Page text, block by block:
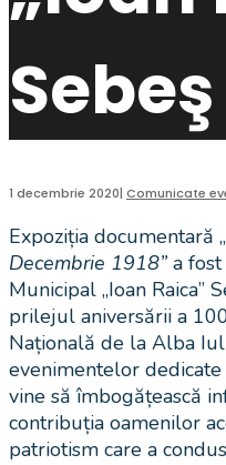
Sebeş
1 decembrie 2020| Comunicate
Expoziția documentară „
Decembrie 1918” a
Municipal „Ioan Raica”
prilejul aniversării a
Națională de la Alba
evenimentelor
vine să îmbogățească
contribuția oamenilor
patriotism care a